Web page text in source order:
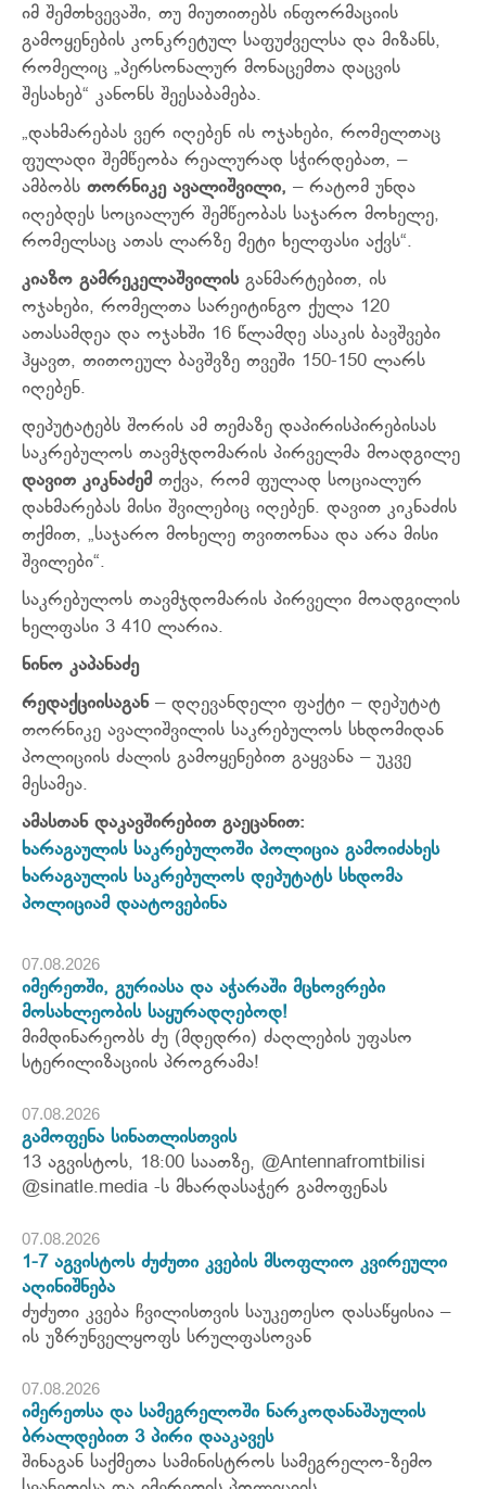
იმ შემთხვევაში, თუ მიუთითებს ინფორმაციის
გამოყენების კონკრეტულ საფუძველსა და მიზანს,
რომელიც „პერსონალურ მონაცემთა დაცვის
შესახებ“ კანონს შეესაბამება.
„დახმარებას ვერ იღებენ ის ოჯახები, რომელთაც
ფულადი შემწეობა რეალურად სჭირდებათ, –
ამბობს თორნიკე ავალიშვილი, – რატომ უნდა
იღებდეს სოციალურ შემწეობას საჯარო მოხელე,
რომელსაც ათას ლარზე მეტი ხელფასი აქვს“.
კიაზო გამრეკელაშვილისგანმარტებით, ის
ოჯახები, რომელთა სარეიტინგო ქულა 120
ათასამდეა და ოჯახში 16 წლამდე ასაკის ბავშვები
ჰყავთ, თითოეულ ბავშვზე თვეში 150-150 ლარს
იღებენ.
დეპუტატებს შორის ამ თემაზე დაპირისპირებისას
საკრებულოს თავმჯდომარის პირველმა მოადგილე
დავით კიკნაძემთქვა, რომ ფულად სოციალურ
დახმარებას მისი შვილებიც იღებენ. დავით კიკნაძის
თქმით, „საჯარო მოხელე თვითონაა და არა მისი
შვილები“.
საკრებულოს თავმჯდომარის პირველი მოადგილის
ხელფასი 3 410 ლარია.
ნინო კაპანაძე
რედაქციისაგან– დღევანდელი ფაქტი – დეპუტატ
თორნიკე ავალიშვილის საკრებულოს სხდომიდან
პოლიციის ძალის გამოყენებით გაყვანა – უკვე
მესამეა.
ამასთან დაკავშირებით გაეცანით:
ხარაგაულის საკრებულოში პოლიცია გამოიძახეს
ხარაგაულის საკრებულოს დეპუტატს სხდომა
პოლიციამ დაატოვებინა
07.08.2026
იმერეთში, გურიასა და აჭარაში მცხოვრები
მოსახლეობის საყურადღებოდ!
მიმდინარეობს ძუ (მდედრი) ძაღლების უფასო
სტერილიზაციის პროგრამა!
07.08.2026
გამოფენა სინათლისთვის
13 აგვისტოს, 18:00 საათზე, @Antennafromtbilisi
@sinatle.media -ს მხარდასაჭერ გამოფენას
07.08.2026
1-7 აგვისტოს ძუძუთი კვების მსოფლიო კვირეული
აღინიშნება
ძუძუთი კვება ჩვილისთვის საუკეთესო დასაწყისია –
ის უზრუნველყოფს სრულფასოვან
07.08.2026
იმერეთსა და სამეგრელოში ნარკოდანაშაულის
ბრალდებით 3 პირი დააკავეს
შინაგან საქმეთა სამინისტროს სამეგრელო-ზემო